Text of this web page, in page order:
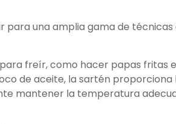
una amplia gama de
para freír, como hacer papas
de aceite, la sartén
mantener la temperatura